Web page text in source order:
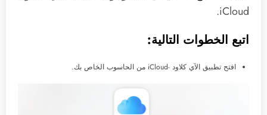
iCloud.
اتبع الخطوات التالية:
افتح تطبيق الآي كلاود -iCloud من الحاسوب الخاص بك.